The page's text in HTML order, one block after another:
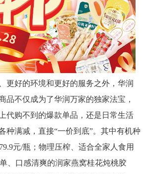
好的环境和更好的服务之外，华润
品不仅成为了华润万家的独家法宝，
代购不到的爆款单品，还是日常生活
种满减，直接“一价到底”。其中有机种
元/瓶；物理压榨、适合全家人食用
、口感清爽的润家燕窝桂花炖桃胶